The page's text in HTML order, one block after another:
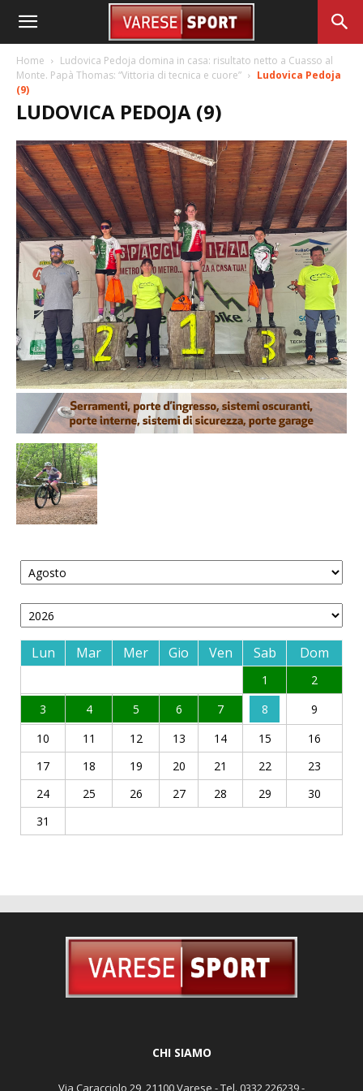
Home
Ludovica Pedoja domina in casa: risultato netto a Cuasso al
Monte. Papà Thomas: “Vittoria di tecnica e cuore”
Ludovica Pedoja
(9)
LUDOVICA PEDOJA (9)
Lun Mar Mer Gio Ven Sab Dom
1
2
3
4 5 6 7 8
9
10
11 12 13 14 15
16
17
18 19 20 21 22
23
24
25 26 27 28 29
30
31
CHI SIAMO
Via Caracciolo 29, 21100 Varese - Tel. 0332 226239 -